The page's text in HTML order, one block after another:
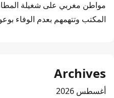
مواطن مغربي على شغيلة
المكتب وتتهمهم بعدم الوفاء
Archives
أغسطس 2026